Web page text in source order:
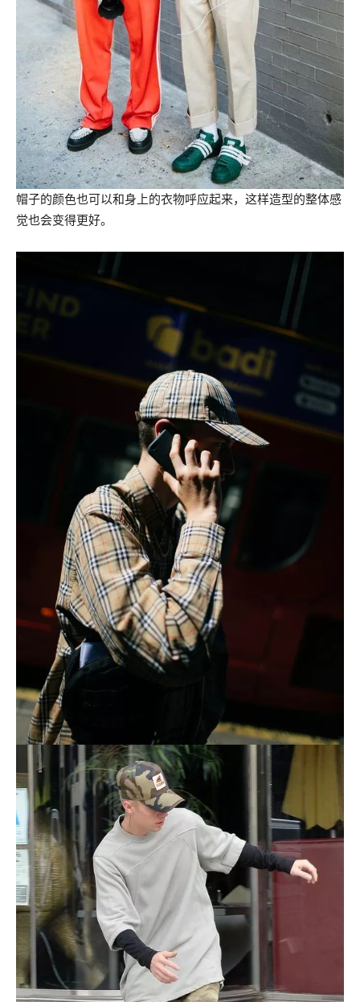
帽子的颜色也可以和身上的衣物呼应起来，这样造型的整体感
觉也会变得更好。